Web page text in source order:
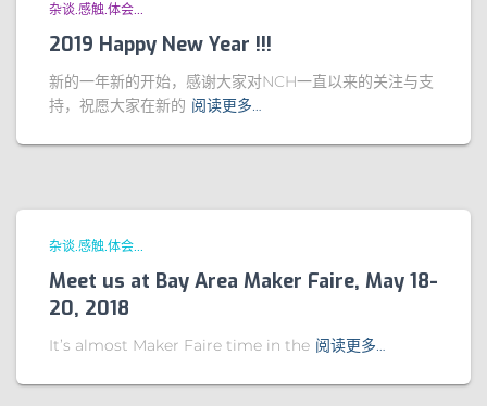
杂谈.感触.体会...
2019 Happy New Year !!!
新的一年新的开始，感谢大家对NCH一直以来的关注与支
持，祝愿大家在新的 阅读更多…
杂谈.感触.体会...
Meet us at Bay Area Maker Faire, May 18-
20, 2018
It’s almost Maker Faire time in the 阅读更多…